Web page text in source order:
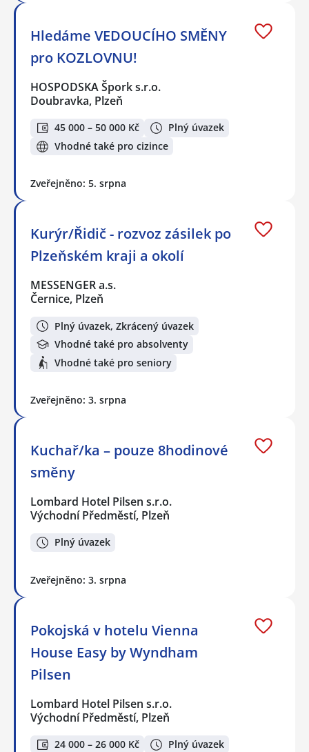
Hledáme VEDOUCÍHO SMĚNY
pro KOZLOVNU!
HOSPODSKA Špork s.r.o.
Doubravka, Plzeň
45 000 – 50 000 Kč
Plný úvazek
Vhodné také pro cizince
Zveřejněno: 5. srpna
Kurýr/Řidič - rozvoz zásilek po
Plzeňském kraji a okolí
MESSENGER a.s.
Černice, Plzeň
Plný úvazek, Zkrácený úvazek
Vhodné také pro absolventy
Vhodné také pro seniory
Zveřejněno: 3. srpna
Kuchař/ka – pouze 8hodinové
směny
Lombard Hotel Pilsen s.r.o.
Východní Předměstí, Plzeň
Plný úvazek
Zveřejněno: 3. srpna
Pokojská v hotelu Vienna
House Easy by Wyndham
Pilsen
Lombard Hotel Pilsen s.r.o.
Východní Předměstí, Plzeň
24 000 – 26 000 Kč Plný úvazek